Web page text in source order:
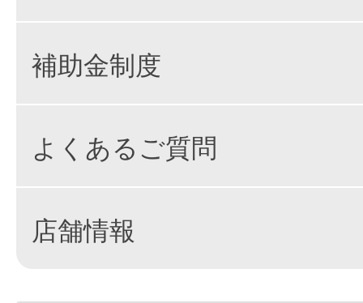
補助金制度
よくあるご質問
店舗情報